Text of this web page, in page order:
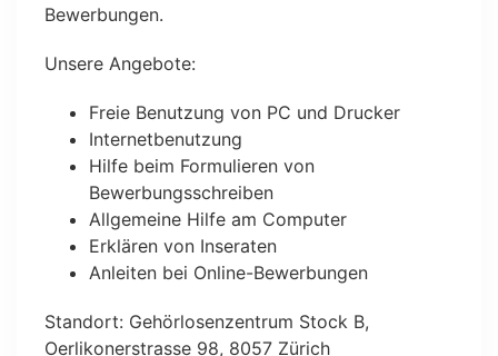
Bewerbungen.
Unsere Angebote:
Freie Benutzung von PC und Drucker
Internetbenutzung
Hilfe beim Formulieren von
Bewerbungsschreiben
Allgemeine Hilfe am Computer
Erklären von Inseraten
Anleiten bei Online-Bewerbungen
Standort: Gehörlosenzentrum Stock B,
Oerlikonerstrasse 98, 8057 Zürich